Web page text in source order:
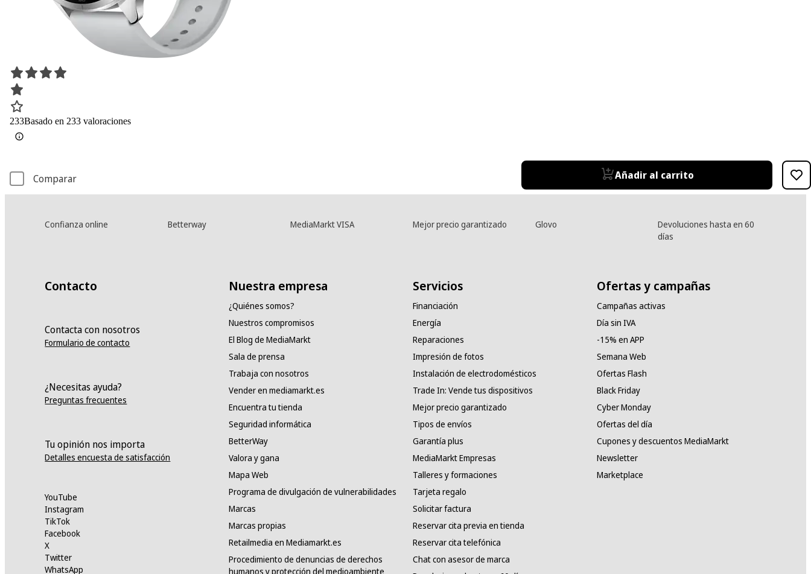
233Basado en 233 valoraciones
Comparar Añadir al carrito
Confianza online Betterway MediaMarkt VISA Mejor precio garantizado Glovo
Devoluciones hasta en 60
días
Contacto
Contacta con nosotros
Formulario de contacto
¿Necesitas ayuda?
Preguntas frecuentes
Tu opinión nos importa
Detalles encuesta de satisfacción
YouTube
Instagram
TikTok
Facebook
X
Twitter
WhatsApp
Nuestra empresa
¿Quiénes somos?
Nuestros compromisos
El Blog de MediaMarkt
Sala de prensa
Trabaja con nosotros
Vender en mediamarkt.es
Encuentra tu tienda
Seguridad informática
BetterWay
Valora y gana
Mapa Web
Programa de divulgación de vulnerabilidades
Marcas
Marcas propias
Retailmedia en Mediamarkt.es
Procedimiento de denuncias de derechos
humanos y protección del medioambiente
Servicios
Financiación
Energía
Reparaciones
Impresión de fotos
Instalación de electrodomésticos
Trade In: Vende tus dispositivos
Mejor precio garantizado
Tipos de envíos
Garantía plus
MediaMarkt Empresas
Talleres y formaciones
Tarjeta regalo
Solicitar factura
Reservar cita previa en tienda
Reservar cita telefónica
Chat con asesor de marca
Ofertas y campañas
Campañas activas
Día sin IVA
-15% en APP
Semana Web
Ofertas Flash
Black Friday
Cyber Monday
Ofertas del día
Cupones y descuentos MediaMarkt
Newsletter
Marketplace